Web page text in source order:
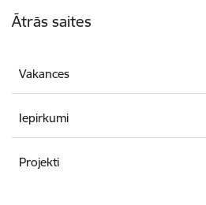
Ātrās saites
Vakances
Iepirkumi
Projekti